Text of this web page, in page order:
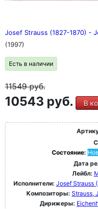
Josef Strauss (1827-1870) -
(1997)
Есть в наличии
11549руб.
10543 руб. В
Состояние:
Дата
Лейбл:
Исполнители: Josef Strauss
Композиторы: Strauss,
Дирижеры: